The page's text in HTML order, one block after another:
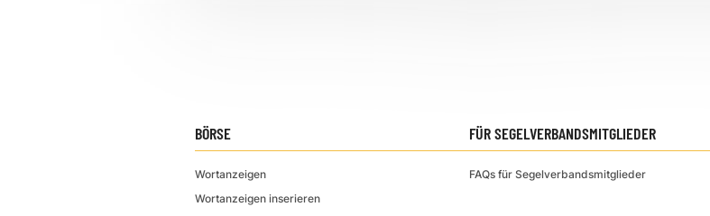
BÖRSE
Wortanzeigen
Wortanzeigen inserieren
FÜR SEGELVERBANDSMITGLIEDER
FAQs für Segelverbandsmitglieder